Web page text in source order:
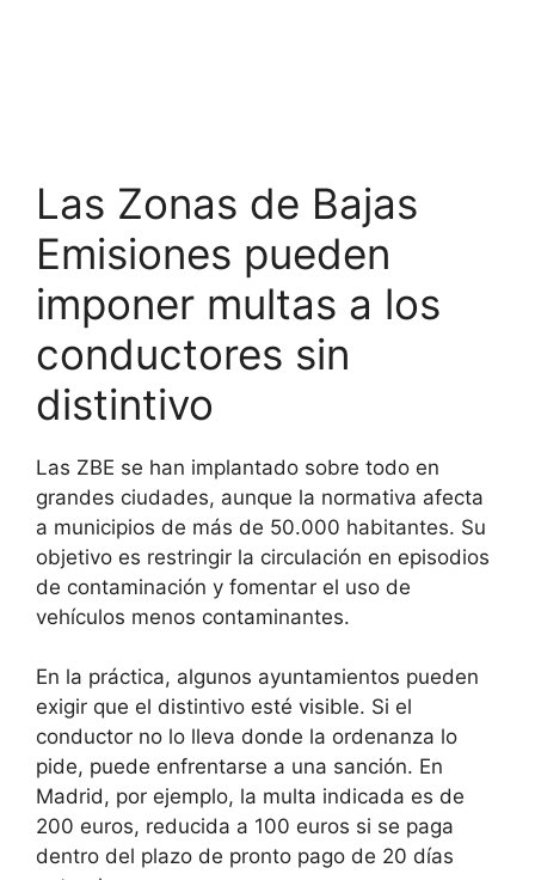
Las Zonas de Bajas
Emisiones pueden
imponer multas a los
conductores sin
distintivo
Las ZBE se han implantado sobre todo en
grandes ciudades, aunque la normativa afecta
a municipios de más de 50.000 habitantes. Su
objetivo es restringir la circulación en episodios
de contaminación y fomentar el uso de
vehículos menos contaminantes.
En la práctica, algunos ayuntamientos pueden
exigir que el distintivo esté visible. Si el
conductor no lo lleva donde la ordenanza lo
pide, puede enfrentarse a una sanción. En
Madrid, por ejemplo, la multa indicada es de
200 euros, reducida a 100 euros si se paga
dentro del plazo de pronto pago de 20 días